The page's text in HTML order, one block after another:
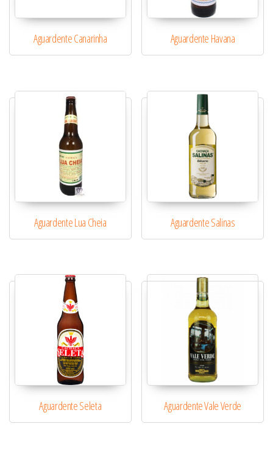
Aguardente Canarinha Aguardente Havana
Aguardente Lua Cheia Aguardente Salinas
Aguardente Seleta Aguardente Vale Verde